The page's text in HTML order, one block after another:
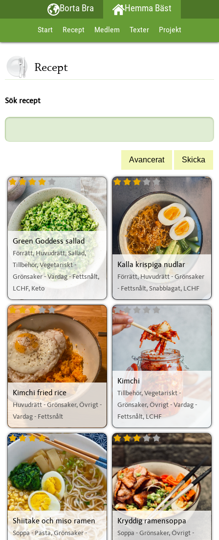
Borta Bra Hemma Bäst
Start Recept Medlem Texter Projekt
Recept
Sök recept
Green Goddess sallad
Förrätt, Huvudrätt, Sallad,
Tillbehör, Vegetariskt -
Grönsaker - Vardag - Fettsnålt,
LCHF, Keto
Kalla krispiga nudlar
Förrätt, Huvudrätt - Grönsaker
- Fettsnålt, Snabblagat, LCHF
Kimchi fried rice
Huvudrätt - Grönsaker, Övrigt -
Vardag - Fettsnålt
Kimchi
Tillbehör, Vegetariskt -
Grönsaker, Övrigt - Vardag -
Fettsnålt, LCHF
Shiitake och miso ramen
Soppa - Pasta, Grönsaker -
Kryddig ramensoppa
Soppa - Grönsaker, Övrigt -